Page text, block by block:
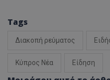
Tags
Διακοπή ρεύματος
Κύπρος Νέα Είδηση